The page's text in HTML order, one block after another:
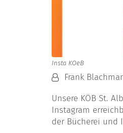
Insta KOeB
Von:Frank
Unsere KÖB St.
Instagram
der Bücherei und